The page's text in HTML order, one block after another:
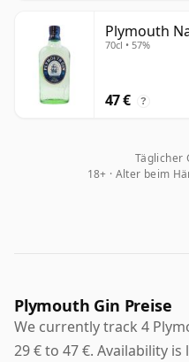
Plymouth
70cl • 57%
47 € ?
Täglicher
18+ · Alter beim
Plymouth Gin Preise
We currently track 4
29 € to 47 €. Availability